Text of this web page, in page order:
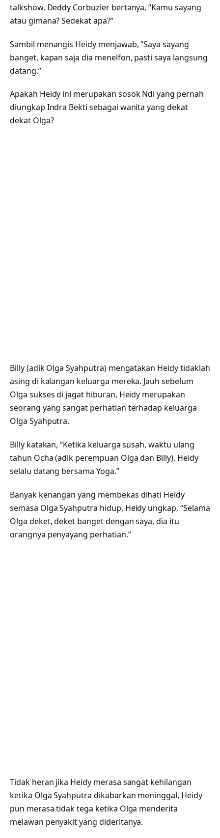
talkshow, Deddy Corbuzier bertanya, “Kamu sayang
atau gimana? Sedekat apa?”
Sambil menangis Heidy menjawab, “Saya sayang
banget, kapan saja dia menelfon, pasti saya langsung
datang.”
Apakah Heidy ini merupakan sosok Ndi yang pernah
diungkap Indra Bekti sebagai wanita yang dekat
dekat Olga?
Billy (adik Olga Syahputra) mengatakan Heidy tidaklah
asing di kalangan keluarga mereka. Jauh sebelum
Olga sukses di jagat hiburan, Heidy merupakan
seorang yang sangat perhatian terhadap keluarga
Olga Syahputra.
Billy katakan, “Ketika keluarga susah, waktu ulang
tahun Ocha (adik perempuan Olga dan Billy), Heidy
selalu datang bersama Yoga.”
Banyak kenangan yang membekas dihati Heidy
semasa Olga Syahputra hidup, Heidy ungkap, “Selama
Olga deket, deket banget dengan saya, dia itu
orangnya penyayang perhatian.”
Tidak heran jika Heidy merasa sangat kehilangan
ketika Olga Syahputra dikabarkan meninggal, Heidy
pun merasa tidak tega ketika Olga menderita
melawan penyakit yang dideritanya.